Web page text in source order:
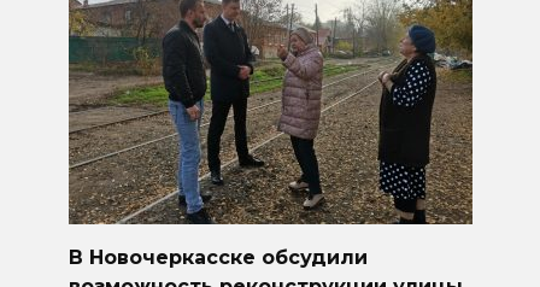
В Новочеркасске обсудили